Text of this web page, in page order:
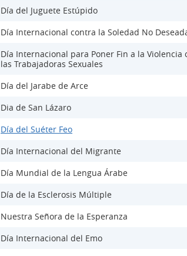
Día del Juguete Estúpido
Día Internacional contra la Soledad No
Día Internacional para Poner Fin a la Violencia
las Trabajadoras Sexuales
Día del Jarabe de Arce
Dia de San Lázaro
Día del Suéter Feo
Día Internacional del Migrante
Día Mundial de la Lengua Árabe
Día de la Esclerosis Múltiple
Nuestra Señora de la Esperanza
Día Internacional del Emo